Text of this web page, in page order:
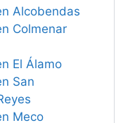
Alcobendas
Colmenar
El Álamo
San
Meco